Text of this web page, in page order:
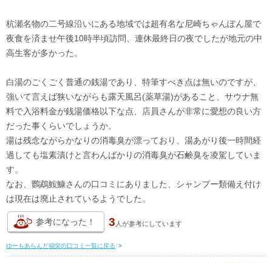
杭瀬名物の二号線沿いにある地域では超有名な尼崎ちゃんぽん屋で
夜食を済ませ午後10時半頃訪問、連休最終日の夜でしたが地元の中
高生客が多かった。
白湯のごくごく普通の銭湯であり、特筆すべき点は無いのですが、
強いて言えば狭いながらも露天風呂(薬草湯)があること、サウナ無
料で入浴料金が銭湯価格以下な点、店員さんが非常に愛想の良い方
だった事くらいでしょうか。
湯は残念ながらかなりの消毒臭が漂っており、湯あがり後一時間経
過しても塩素漬けと言わんばかりの消毒臭が石鹸臭を凌駕していま
す。
なお、鸚鵡鮟鱇さんの口コミにありました、シャンプー類備え付け
は現在は廃止されているようでした。
参考になった！ 3 人が参考にしています
ゆーもあらんど福栄の口コミ一覧に戻る >